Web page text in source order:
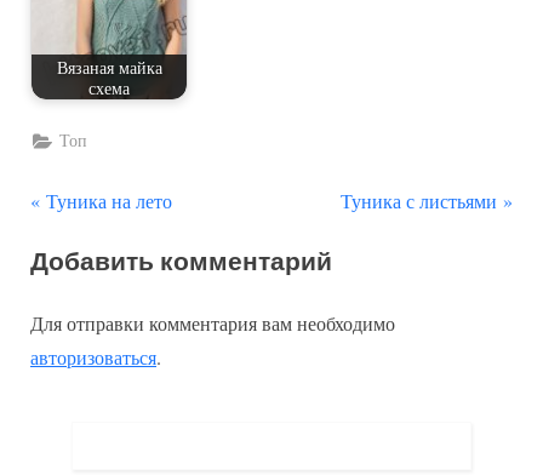
Вязаная майка
схема
Топ
Навигация
по
записям
П
е
ы
д
Туника на лето
С
у
Туника с листьями
Добавить комментарий
Для отправки комментария вам необходимо
авторизоваться.